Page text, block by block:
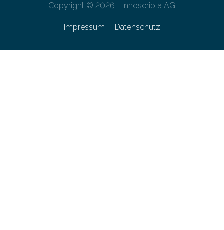
Copyright © 2026 - innoscripta AG
Impressum Datenschutz